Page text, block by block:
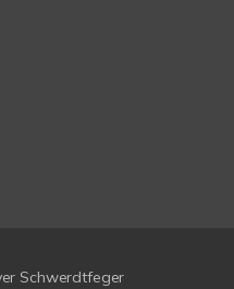
Schwerdtfeger